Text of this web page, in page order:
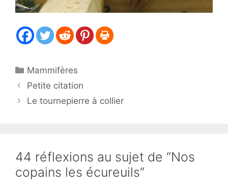
Catégories
Mammifères
Petite citation
Le tournepierre à collier
44 réflexions au sujet de “Nos
copains les écureuils”